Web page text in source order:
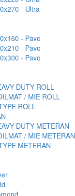
- Ultra
- Pavo
- Pavo
- Pavo
DUTY ROLL
/ MIE ROLL
ROLL
DUTY METERAN
/ MIE METERAN
METERAN